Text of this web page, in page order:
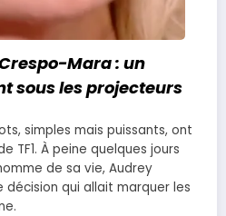
Mara : un
sous les projecteurs
simples mais puissants, ont
TF1. À peine quelques jours
de sa vie, Audrey
qui allait marquer les